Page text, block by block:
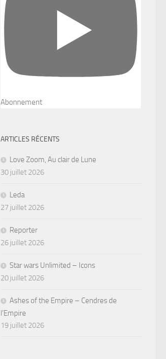
Abonnement
ARTICLES RÉCENTS
Love Zoom, Au clair de Lune
30 juillet 2026
Leda
27 juillet 2026
Reporter
26 juillet 2026
Star wars Unlimited – Icons
20 juillet 2026
Ashes of the Empire – Cendres de
l’Empire
19 juillet 2026